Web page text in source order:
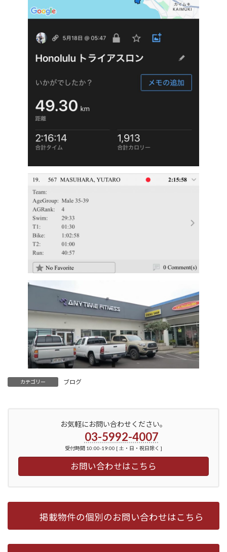
カテゴリー ブログ
お気軽にお問い合わせください。
03-5992-4007
受付時間 10:00-19:00 [ 土・日・祝日除く ]
お問い合わせはこちら
掲載物件の個別のお問い合わせはこちら